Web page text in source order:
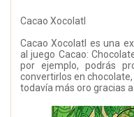
Cacao Xocolatl
Cacao Xocolatl es una
al juego Cacao:
por ejemplo, podrás
convertirlos en
todavía más oro gracias